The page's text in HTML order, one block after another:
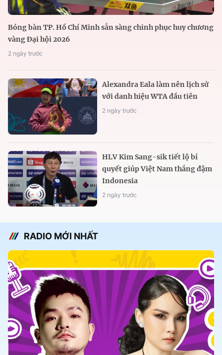
Bóng bàn TP. Hồ Chí Minh sẵn sàng chinh phục huy chương
vàng Đại hội 2026
2 ngày trước
Alexandra Eala làm nên lịch sử
với danh hiệu WTA đầu tiên
2 ngày trước
HLV Kim Sang-sik tiết lộ bí
quyết giúp Việt Nam thắng đậm
Indonesia
2 ngày trước
RADIO MỚI NHẤT